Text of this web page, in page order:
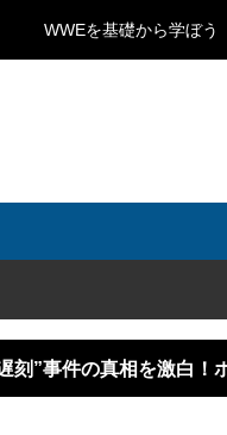
WWEを基礎から学ぼう
刻”事件の真相を激白！